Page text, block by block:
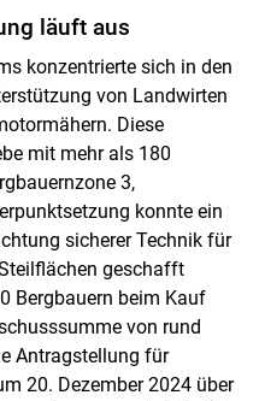
läuft aus
konzentrierte sich in den
von Landwirten
Diese
mit mehr als 180
3,
konnte ein
sicherer Technik für
geschafft
Bergbauern beim Kauf
von rund
Antragstellung für
20. Dezember 2024 über